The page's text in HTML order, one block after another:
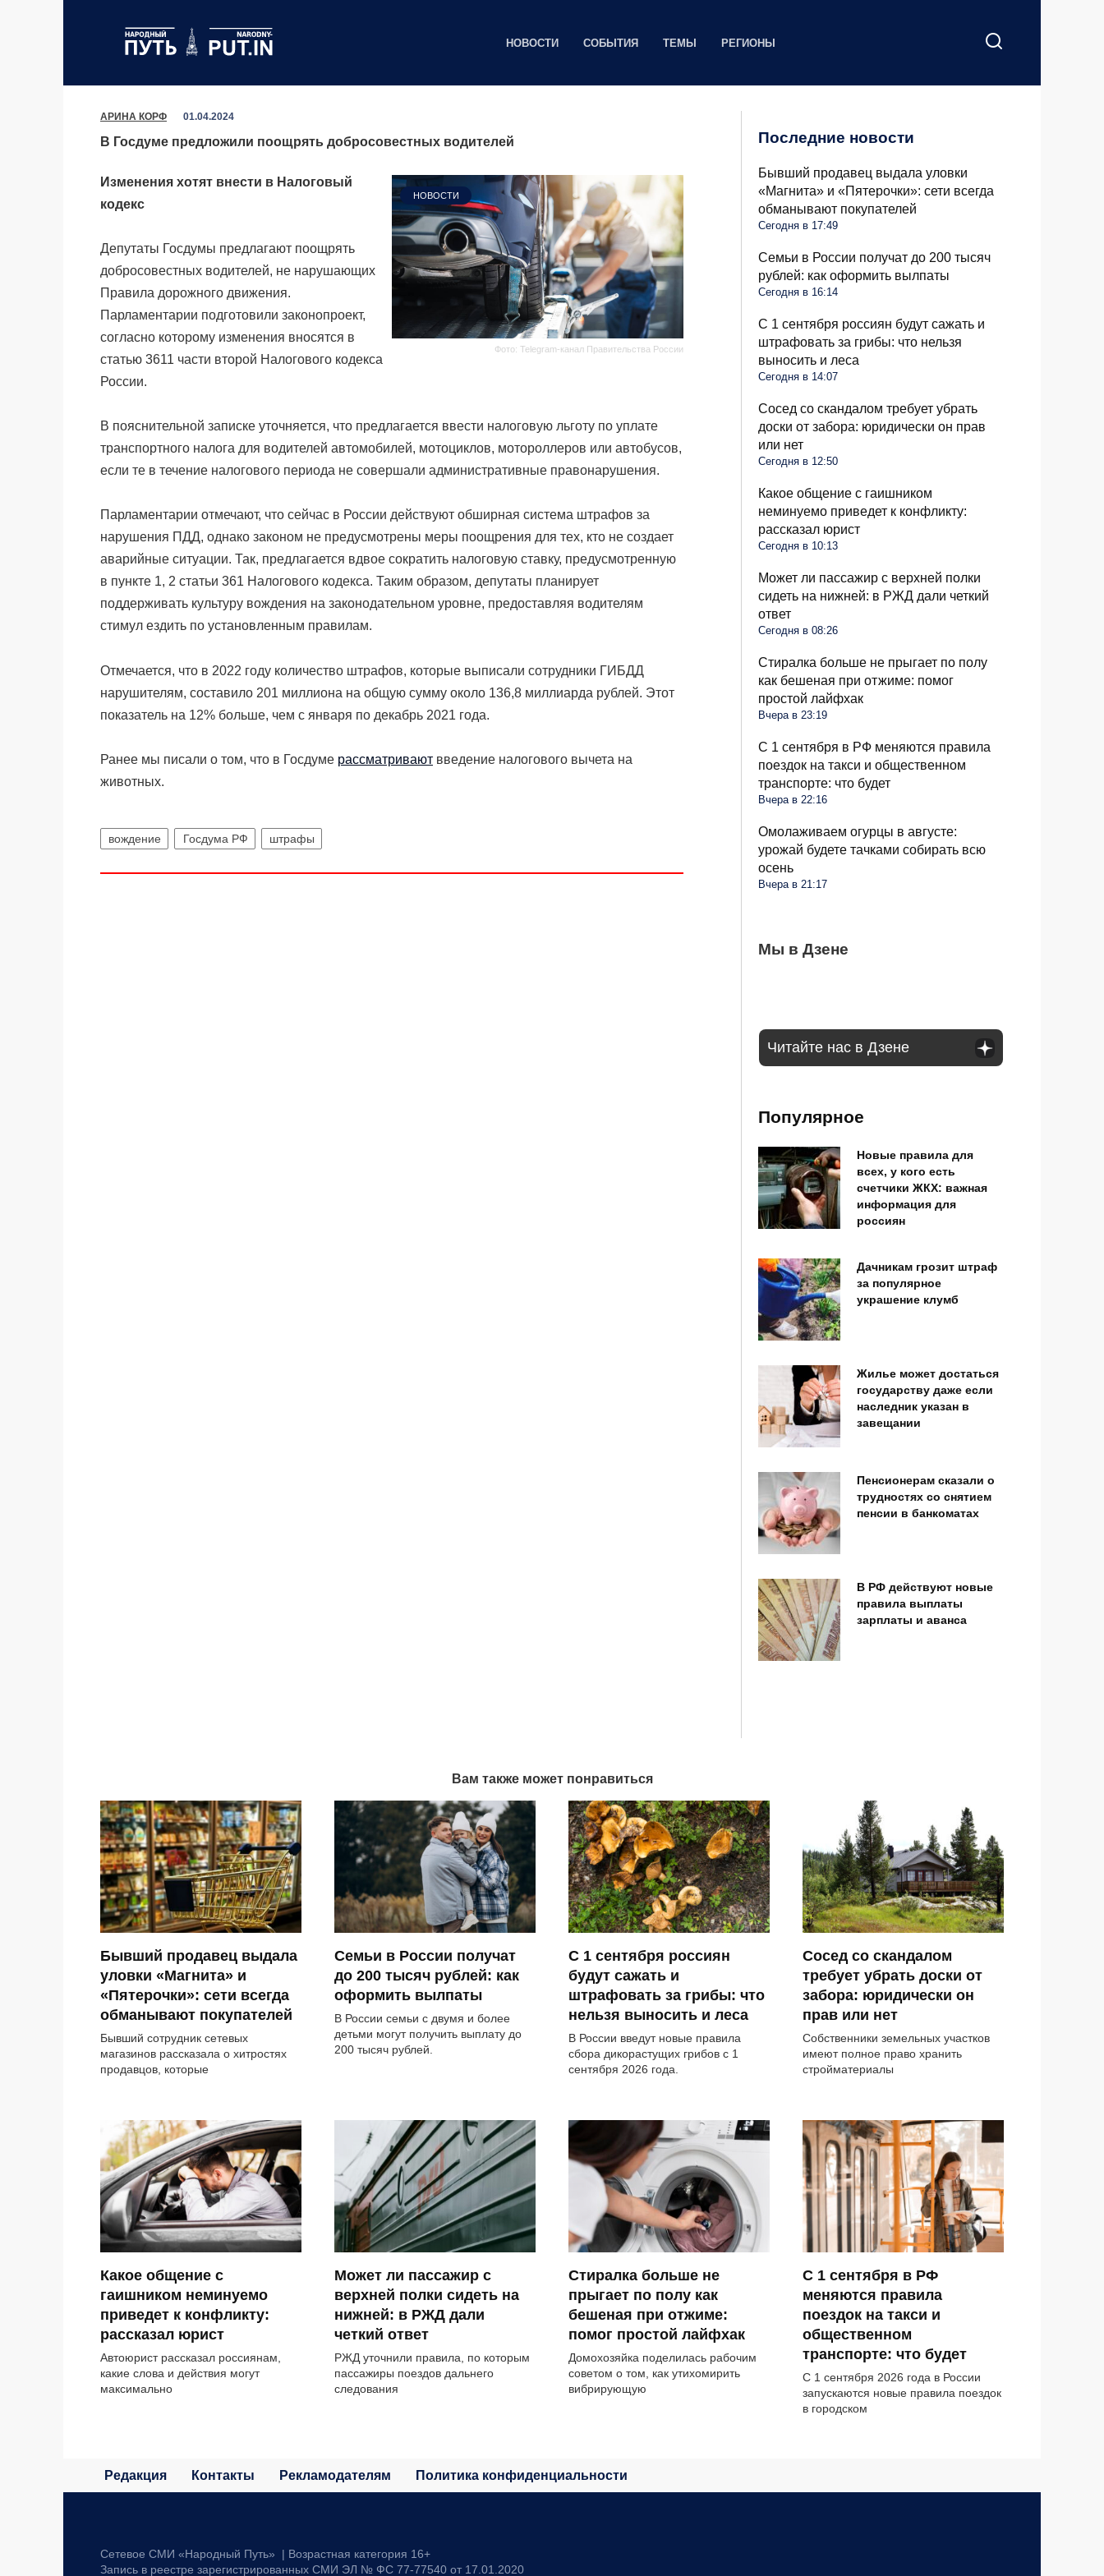
НОВОСТИ СОБЫТИЯ ТЕМЫ РЕГИОНЫ
АРИНА КОРФ 01.04.2024
В Госдуме предложили поощрять добросовестных водителей
Фото: Telegram-канал Правительства России
НОВОСТИ
Изменения хотят внести в Налоговый
кодекс
Депутаты Госдумы предлагают поощрять
добросовестных водителей, не нарушающих
Правила дорожного движения.
Парламентарии подготовили законопроект,
согласно которому изменения вносятся в
статью 3611 части второй Налогового кодекса
России.
В пояснительной записке уточняется, что предлагается ввести налоговую льготу по уплате
транспортного налога для водителей автомобилей, мотоциклов, мотороллеров или автобусов,
если те в течение налогового периода не совершали административные правонарушения.
Парламентарии отмечают, что сейчас в России действуют обширная система штрафов за
нарушения ПДД, однако законом не предусмотрены меры поощрения для тех, кто не создает
аварийные ситуации. Так, предлагается вдвое сократить налоговую ставку, предусмотренную
в пункте 1, 2 статьи 361 Налогового кодекса. Таким образом, депутаты планирует
поддерживать культуру вождения на законодательном уровне, предоставляя водителям
стимул ездить по установленным правилам.
Отмечается, что в 2022 году количество штрафов, которые выписали сотрудники ГИБДД
нарушителям, составило 201 миллиона на общую сумму около 136,8 миллиарда рублей. Этот
показатель на 12% больше, чем с января по декабрь 2021 года.
Ранее мы писали о том, что в Госдуме рассматривают введение налогового вычета на
животных.
вождение Госдума РФ штрафы
Последние новости
Бывший продавец выдала уловки
«Магнита» и «Пятерочки»: сети всегда
обманывают покупателей
Сегодня в 17:49
Семьи в России получат до 200 тысяч
рублей: как оформить вылпаты
Сегодня в 16:14
С 1 сентября россиян будут сажать и
штрафовать за грибы: что нельзя
выносить и леса
Сегодня в 14:07
Сосед со скандалом требует убрать
доски от забора: юридически он прав
или нет
Сегодня в 12:50
Какое общение с гаишником
неминуемо приведет к конфликту:
рассказал юрист
Сегодня в 10:13
Может ли пассажир с верхней полки
сидеть на нижней: в РЖД дали четкий
ответ
Сегодня в 08:26
Стиралка больше не прыгает по полу
как бешеная при отжиме: помог
простой лайфхак
Вчера в 23:19
С 1 сентября в РФ меняются правила
поездок на такси и общественном
транспорте: что будет
Вчера в 22:16
Омолаживаем огурцы в августе:
урожай будете тачками собирать всю
осень
Вчера в 21:17
Мы в Дзене
Бывший продавец выдала уловки
«Магнита» и «Пятерочки»: сети всегда
Семьи в России получат до 200 тысяч
С 1 сентября россиян будут сажать и
Читайте нас в Дзене
Популярное
Новые правила для
всех, у кого есть
счетчики ЖКХ: важная
информация для
россиян
Дачникам грозит штраф
за популярное
украшение клумб
Жилье может достаться
государству даже если
наследник указан в
завещании
Пенсионерам сказали о
трудностях со снятием
пенсии в банкоматах
В РФ действуют новые
правила выплаты
зарплаты и аванса
Вам также может понравиться
Бывший продавец выдала
уловки «Магнита» и
«Пятерочки»: сети всегда
обманывают покупателей
Бывший сотрудник сетевых
магазинов рассказала о хитростях
продавцов, которые
Семьи в России получат
до 200 тысяч рублей: как
оформить вылпаты
В России семьи с двумя и более
детьми могут получить выплату до
200 тысяч рублей.
С 1 сентября россиян
будут сажать и
штрафовать за грибы: что
нельзя выносить и леса
В России введут новые правила
сбора дикорастущих грибов с 1
сентября 2026 года.
Сосед со скандалом
требует убрать доски от
забора: юридически он
прав или нет
Собственники земельных участков
имеют полное право хранить
стройматериалы
Какое общение с
гаишником неминуемо
приведет к конфликту:
рассказал юрист
Автоюрист рассказал россиянам,
какие слова и действия могут
максимально
Может ли пассажир с
верхней полки сидеть на
нижней: в РЖД дали
четкий ответ
РЖД уточнили правила, по которым
пассажиры поездов дальнего
следования
Стиралка больше не
прыгает по полу как
бешеная при отжиме:
помог простой лайфхак
Домохозяйка поделилась рабочим
советом о том, как утихомирить
вибрирующую
С 1 сентября в РФ
меняются правила
поездок на такси и
общественном
транспорте: что будет
С 1 сентября 2026 года в России
запускаются новые правила поездок
в городском
Редакция Контакты Рекламодателям Политика конфиденциальности
Сетевое СМИ «Народный Путь» | Возрастная категория 16+
Запись в реестре зарегистрированных СМИ ЭЛ № ФС 77-77540 от 17.01.2020